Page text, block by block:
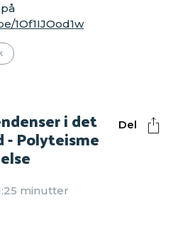
1Of1IJOod1w
Del
i det
- Polyteisme
minutter